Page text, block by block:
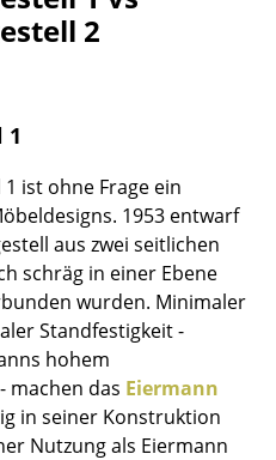
2
1
ist ohne Frage ein
1953 entwarf
aus zwei seitlichen
schräg in einer Ebene
wurden. Minimaler
Standfestigkeit -
hohem
machen das Eiermann
in seiner Konstruktion
Nutzung als Eiermann